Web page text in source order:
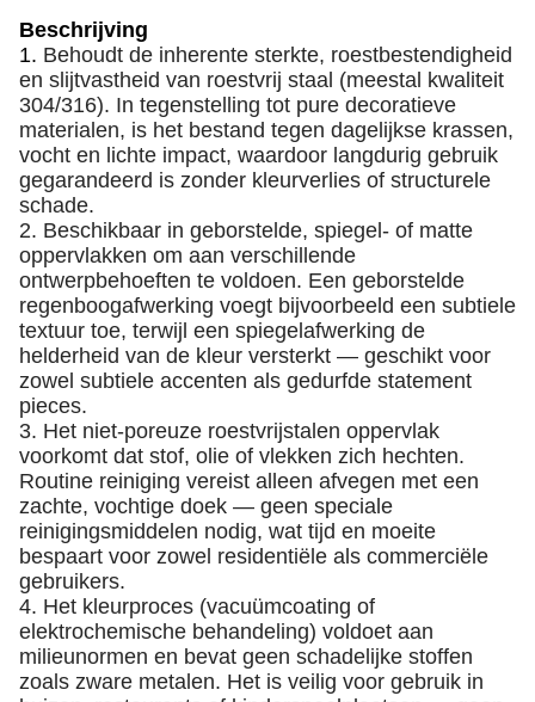
Beschrijving
1. Behoudt de inherente sterkte, roestbestendigheid
en slijtvastheid van roestvrij staal (meestal kwaliteit
304/316). In tegenstelling tot pure decoratieve
materialen, is het bestand tegen dagelijkse krassen,
vocht en lichte impact, waardoor langdurig gebruik
gegarandeerd is zonder kleurverlies of structurele
schade.
2. Beschikbaar in geborstelde, spiegel- of matte
oppervlakken om aan verschillende
ontwerpbehoeften te voldoen. Een geborstelde
regenboogafwerking voegt bijvoorbeeld een subtiele
textuur toe, terwijl een spiegelafwerking de
helderheid van de kleur versterkt — geschikt voor
zowel subtiele accenten als gedurfde statement
pieces.
3. Het niet-poreuze roestvrijstalen oppervlak
voorkomt dat stof, olie of vlekken zich hechten.
Routine reiniging vereist alleen afvegen met een
zachte, vochtige doek — geen speciale
reinigingsmiddelen nodig, wat tijd en moeite
bespaart voor zowel residentiële als commerciële
gebruikers.
4. Het kleurproces (vacuümcoating of
elektrochemische behandeling) voldoet aan
milieunormen en bevat geen schadelijke stoffen
zoals zware metalen. Het is veilig voor gebruik in